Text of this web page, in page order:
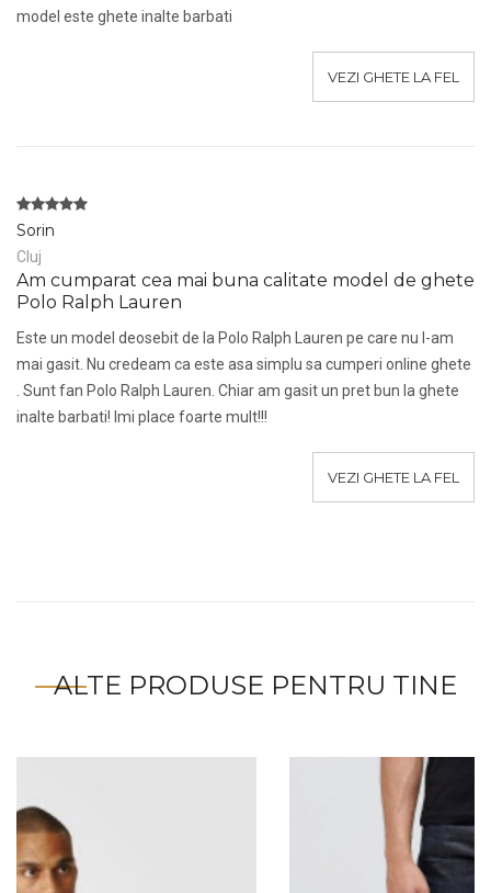
model este ghete inalte barbati
VEZI GHETE LA FEL
Sorin
Cluj
Am cumparat cea mai buna calitate model de ghete
Polo Ralph Lauren
Este un model deosebit de la Polo Ralph Lauren pe care nu l-am
mai gasit. Nu credeam ca este asa simplu sa cumperi online ghete
. Sunt fan Polo Ralph Lauren. Chiar am gasit un pret bun la ghete
inalte barbati! Imi place foarte mult!!!
VEZI GHETE LA FEL
ALTE PRODUSE PENTRU TINE